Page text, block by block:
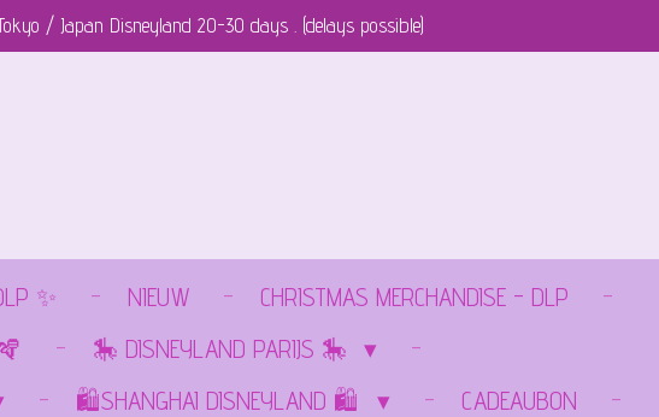
/ Japan Disneyland 20-30 days . (delays possible)
✨ NIEUW
CHRISTMAS MERCHANDISE - DLP
🎠 DISNEYLAND PARIJS 🎠
🛍️SHANGHAI DISNEYLAND 🛍️
CADEAUBON